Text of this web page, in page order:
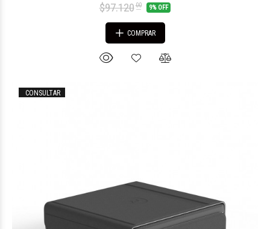
$97.12000 9% OFF
COMPRAR
CONSULTAR